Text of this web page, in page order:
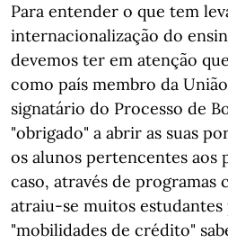
Para entender o que tem
internacionalização do
devemos ter em atenção
como país membro da
signatário do Processo de
"obrigado" a abrir as suas
os alunos pertencentes aos
caso, através de programas
atraiu-se muitos estudantes
"mobilidades de crédito"